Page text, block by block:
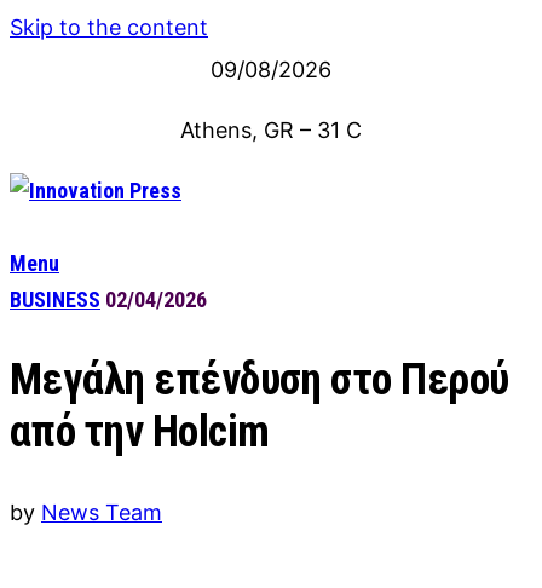
Skip to the content
09/08/2026
Athens, GR – 31 C
Menu
BUSINESS 02/04/2026
Μεγάλη επένδυση στο Περού
από την Holcim
by News Team